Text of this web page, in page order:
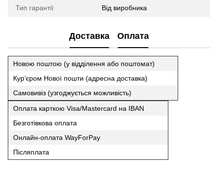
Тип гарантії Від виробника
Доставка Оплата
Новою поштою (у відділення або поштомат)
Кур’єром Нової пошти (адресна доставка)
Самовивіз (узгоджується можливість)
Оплата карткою Visa/Mastercard на IBAN
Безготівкова оплата
Онлайн-оплата WayForPay
Післяплата